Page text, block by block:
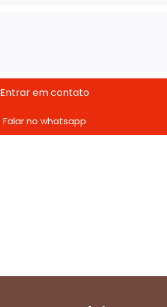
Entrar em contato
Falar no whatsapp